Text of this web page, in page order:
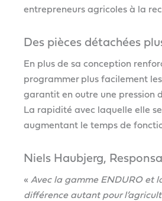
entrepreneurs agricoles à la
Des pièces détachées
En plus de sa conception
programmer plus facilement
garantit en outre une pression
La rapidité avec laquelle elle
augmentant le temps de
Niels Haubjerg,
« Avec la gamme ENDURO et
différence autant pour